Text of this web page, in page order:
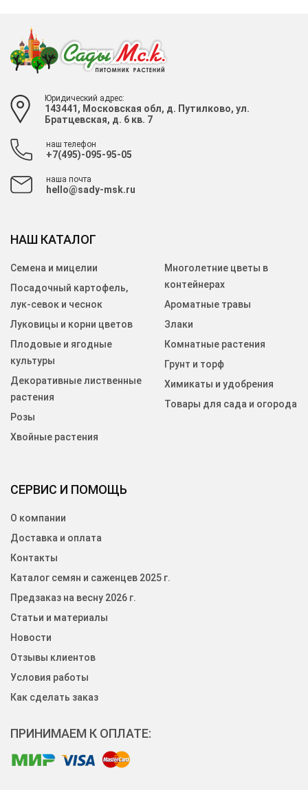
Юридический адрес:
143441, Московская обл, д. Путилково, ул.
Братцевская, д. 6 кв. 7
наш телефон
+7(495)-095-95-05
наша почта
hello@sady-msk.ru
СЕРВИС И ПОМОЩЬ
О компании
Доставка и оплата
Контакты
Каталог семян и саженцев 2025 г.
Предзаказ на весну 2026 г.
Статьи и материалы
Новости
Отзывы клиентов
Условия работы
Как сделать заказ
НАШ КАТАЛОГ
Семена и мицелии
Посадочный картофель,
лук-севок и чеснок
Луковицы и корни цветов
Плодовые и ягодные
культуры
Декоративные лиственные
растения
Розы
Хвойные растения
Многолетние цветы в
контейнерах
Ароматные травы
Злаки
Комнатные растения
Грунт и торф
Химикаты и удобрения
Товары для сада и огорода
ПРИНИМАЕМ К ОПЛАТЕ: